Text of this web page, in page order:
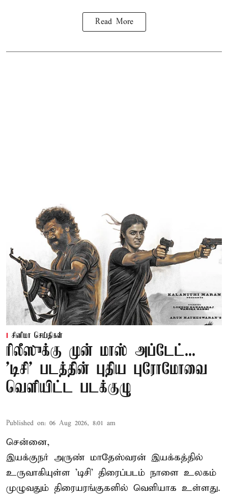
Read More
சினிமா செய்திகள்
ரிலீஸுக்கு முன் மாஸ் அப்டேட்...
'டிசி' படத்தின் புதிய புரோமோவை
வெளியிட்ட படக்குழு
Published on: 06 Aug 2026, 8:01 am
சென்னை,
இயக்குநர் அருண் மாதேஸ்வரன் இயக்கத்தில்
உருவாகியுள்ள 'டிசி' திரைப்படம் நாளை உலகம்
முழுவதும் திரையரங்குகளில் வெளியாக உள்ளது.